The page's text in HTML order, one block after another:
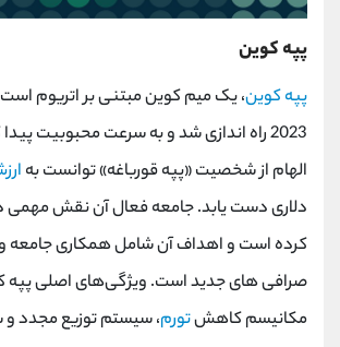
پپه کوین
پپه کوین، یک میم کوین مبتنی بر اتریوم
2023 راه اندازی شد و به سرعت محبوبیت
الهام از شخصیت «پپه قورباغه» توانست به
دلاری دست یابد. جامعه فعال آن نقش مهمی
کرده است و اهداف آن شامل همکاری
صرافی های جدید است. ویژگی‌های اصلی پپه
مکانیسم کاهشتورم، سیستم توزیع مجدد